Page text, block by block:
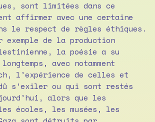
sont limitées dans ce
affirmer avec une certaine
le respect de règles éthiques.
exemple de la production
la poésie a su
avec notamment
l’expérience de celles et
s’exiler ou qui sont restés
alors que les
écoles, les musées, les